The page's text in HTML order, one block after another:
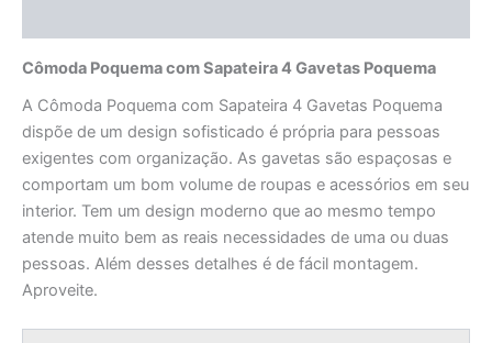
Cômoda Poquema com Sapateira 4 Gavetas Poquema
A Cômoda Poquema com Sapateira 4 Gavetas Poquema
dispõe de um design sofisticado é própria para pessoas
exigentes com organização. As gavetas são espaçosas e
comportam um bom volume de roupas e acessórios em seu
interior. Tem um design moderno que ao mesmo tempo
atende muito bem as reais necessidades de uma ou duas
pessoas. Além desses detalhes é de fácil montagem.
Aproveite.